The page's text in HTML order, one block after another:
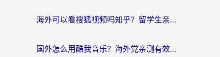
海外可以看搜狐视频吗知乎？留学生亲测有效的回国加速器选择指南
国外怎么用酷我音乐？海外党亲测有效的回国加速方案，附千千音乐中文歌收听指南